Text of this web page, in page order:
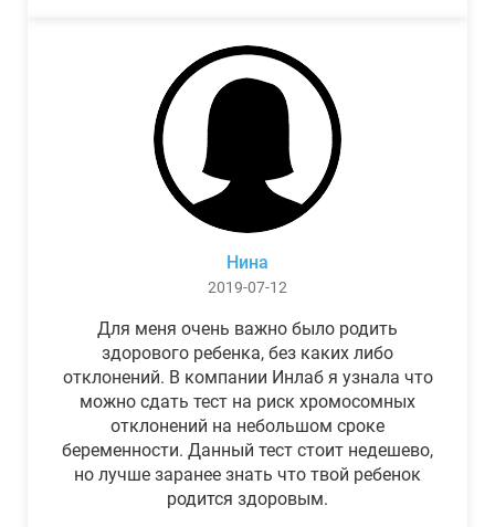
Нина
2019-07-12
Для меня очень важно было родить
здорового ребенка, без каких либо
отклонений. В компании Инлаб я узнала что
можно сдать тест на риск хромосомных
отклонений на небольшом сроке
беременности. Данный тест стоит недешево,
но лучше заранее знать что твой ребенок
родится здоровым.